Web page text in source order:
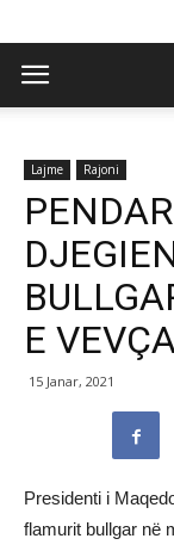
Lajme Rajoni
E
15 Janar, 2021
Presidenti i
flamurit bullgar në